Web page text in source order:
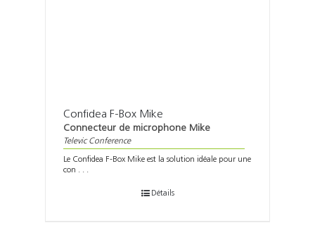
Confidea F-Box Mike
Connecteur de microphone Mike
Televic Conference
Le Confidea F-Box Mike est la solution idéale pour une
con . . .
Détails